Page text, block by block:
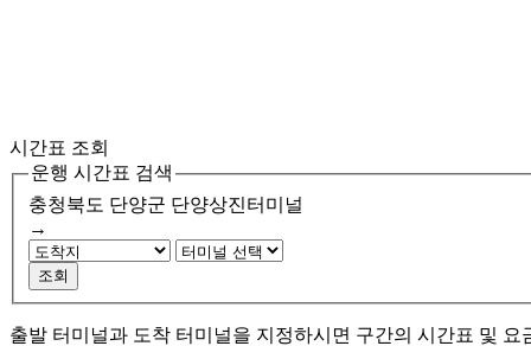
시간표 조회
운행 시간표 검색
충청북도 단양군 단양상진터미널
→
조회
출발 터미널과 도착 터미널을 지정하시면 구간의 시간표 및 요